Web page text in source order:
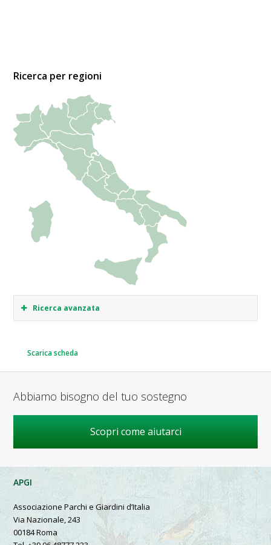
Ricerca per regioni
Ricerca avanzata
Scarica scheda
Abbiamo bisogno del tuo sostegno
Scopri come aiutarci
APGI
Associazione Parchi e Giardini d’Italia
Via Nazionale, 243
00184 Roma